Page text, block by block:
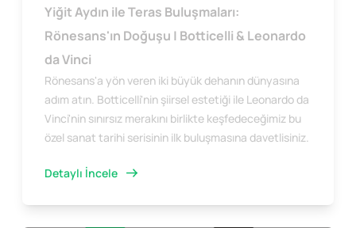
Yiğit Aydın ile Teras Buluşmaları:
Rönesans'ın Doğuşu | Botticelli & Leonardo
da Vinci
Rönesans'a yön veren iki büyük dehanın dünyasına
adım atın. Botticelli'nin şiirsel estetiği ile Leonardo da
Vinci'nin sınırsız merakını birlikte keşfedeceğimiz bu
özel sanat tarihi serisinin ilk buluşmasına davetlisiniz.
Detaylı İncele